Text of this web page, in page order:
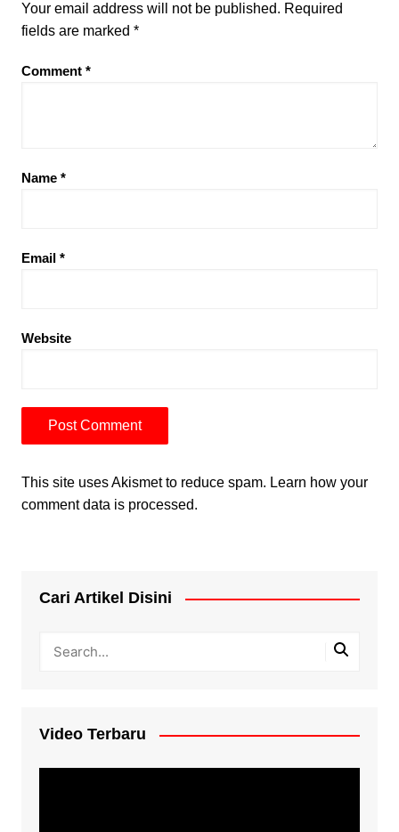
Your email address will not be published. Required
fields are marked *
Comment *
Name *
Email *
Website
This site uses Akismet to reduce spam. Learn how your
comment data is processed.
Cari Artikel Disini
Video Terbaru